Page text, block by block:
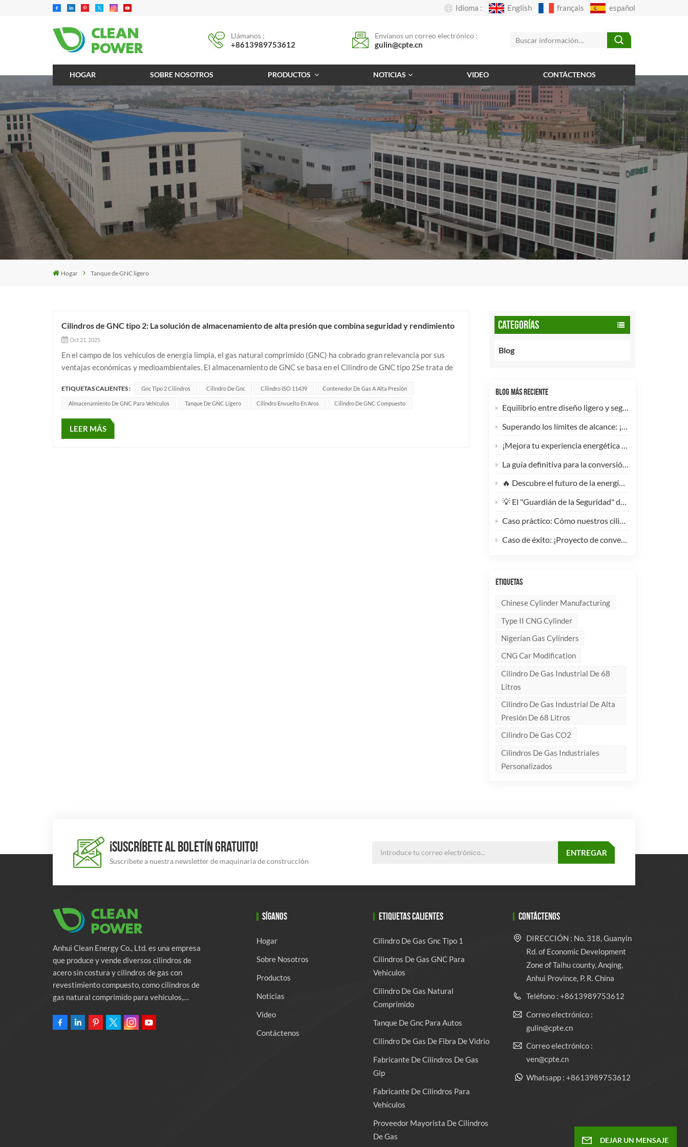
Idioma : English français español
Llámanos :
+8613989753612
Envíanos un correo electrónico :
gulin@cpte.cn
HOGAR SOBRE NOSOTROS PRODUCTOS NOTICIAS VIDEO CONTÁCTENOS
Hogar Tanque de GNC ligero
CATEGORÍAS
Blog
BLOG MÁS RECIENTE
Equilibrio entre diseño ligero y seguridad: cómo los cilindros de GNC tipo 2 de 90 litros potencian las flotas comerciales.
Superando los límites de alcance: ¡Los cilindros de hidrógeno para UAV tipo 4 ya están disponibles para personalización de alta eficiencia!
¡Mejora tu experiencia energética con nuestra bombona de GLP compuesta de 5 kg! 🚀✨
La guía definitiva para la conversión de camiones pesados ​​a GNC: Por qué este cilindro de GNC tipo 1 de 200 litros supone un cambio radical para la reducción de costes de la flota.
🔥 Descubre el futuro de la energía: ¡Conoce la elegante y ultraligera bombona de GLP compuesta de 10 kg!
💡 El "Guardián de la Seguridad" del Gas Industrial y la Supresión de Incendios: Un Análisis en Profundidad de los Cilindros de Gas sin Costura de Acero de Alto Rendimiento
Caso práctico: Cómo nuestros cilindros compuestos de GLP redefinen la seguridad y la imagen de marca para clientes globales.
Caso de éxito: ¡Proyecto de conversión a GNC de un generador de 100 kVA completado con éxito! 🚀
ETIQUETAS
Chinese Cylinder Manufacturing
Type II CNG Cylinder
Nigerian Gas Cylinders
CNG Car Modification
Cilindro De Gas Industrial De 68
Litros
Cilindro De Gas Industrial De Alta
Presión De 68 Litros
Cilindro De Gas CO2
Cilindros De Gas Industriales
Personalizados
Cilindros de GNC tipo 2: La solución de almacenamiento de alta presión que combina seguridad y rendimiento
Oct 21, 2025
En el campo de los vehículos de energía limpia, el gas natural comprimido (GNC) ha cobrado gran relevancia por sus
ventajas económicas y medioambientales. El almacenamiento de GNC se basa en el Cilindro de GNC tipo 2Se trata de
ETIQUETAS CALIENTES : Gnc Tipo 2 Cilindros Cilindro De Gnc Cilindro ISO 11439 Contenedor De Gas A Alta Presión
Almacenamiento De GNC Para Vehículos Tanque De GNC Ligero Cilindro Envuelto En Aros Cilindro De GNC Compuesto
LEER MÁS
¡SUSCRÍBETE AL BOLETÍN GRATUITO!
Suscríbete a nuestra newsletter de maquinaria de construcción
Anhui Clean Energy Co., Ltd. es una empresa
que produce y vende diversos cilindros de
acero sin costura y cilindros de gas con
revestimiento compuesto, como cilindros de
gas natural comprimido para vehículos,
incendios. La empresa se compromete a
SÍGANOS
Hogar
Sobre Nosotros
Productos
Noticias
Video
Contáctenos
ETIQUETAS CALIENTES
Cilindro De Gas Gnc Tipo 1
Cilindros De Gas GNC Para
Vehículos
Cilindro De Gas Natural
Comprimido
Tanque De Gnc Para Autos
Cilindro De Gas De Fibra De Vidrio
Fabricante De Cilindros De Gas
Glp
Fabricante De Cilindros Para
Vehículos
Proveedor Mayorista De Cilindros
De Gas
CONTÁCTENOS
DIRECCIÓN : No. 318, Guanyin
Rd. of Economic Development
Zone of Taihu county, Anqing,
Anhui Province, P. R. China
Teléfono : +8613989753612
Correo electrónico :
gulin@cpte.cn
Correo electrónico :
ven@cpte.cn
Whatsapp : +8613989753612
DEJAR UN MENSAJE